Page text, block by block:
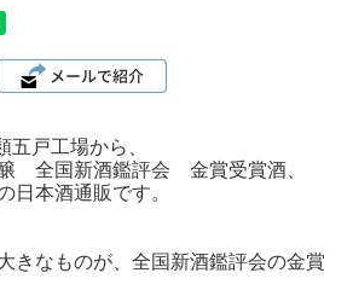
五戸工場から、
全国新酒鑑評会 金賞受賞酒、
日本酒通販です。
きなものが、全国新酒鑑評会の金賞